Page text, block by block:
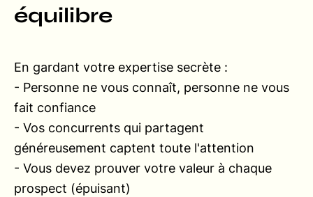
équilibre
En gardant votre expertise secrète :
- Personne ne vous connaît, personne ne vous
fait confiance
- Vos concurrents qui partagent
généreusement captent toute l'attention
- Vous devez prouver votre valeur à chaque
prospect (épuisant)